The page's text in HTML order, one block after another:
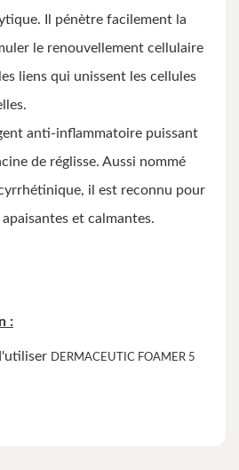
Il pénètre facilement la
le renouvellement cellulaire
liens qui unissent les cellules
anti-inflammatoire puissant
de réglisse. Aussi nommé
il est reconnu pour
et calmantes.
:
DERMACEUTIC FOAMER 5